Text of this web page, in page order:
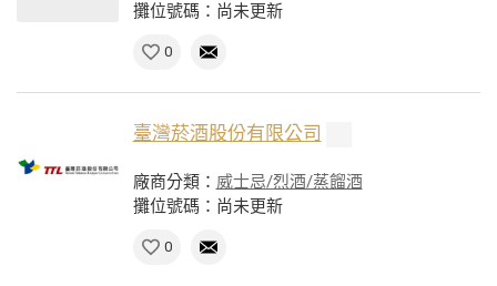
攤位號碼：尚未更新
0
臺灣菸酒股份有限公司
廠商分類： 威士忌/烈酒/蒸餾酒
攤位號碼：尚未更新
0